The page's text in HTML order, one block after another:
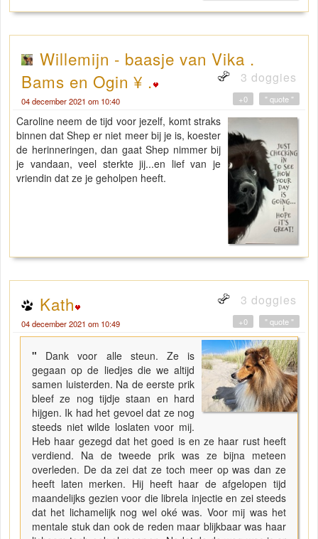
Willemijn - baasje van Vika .
Bams en Ogin ¥ .
3 doggies
04 december 2021 om 10:40 " quote "
+0
Caroline neem de tijd voor jezelf, komt straks
binnen dat Shep er niet meer bij je is, koester
de herinneringen, dan gaat Shep nimmer bij
je vandaan, veel sterkte jij...en lief van je
vriendin dat ze je geholpen heeft.
Kath 3 doggies
04 december 2021 om 10:49 " quote "
+0
" Dank voor alle steun. Ze is
gegaan op de liedjes die we altijd
samen luisterden. Na de eerste prik
bleef ze nog tijdje staan en hard
hijgen. Ik had het gevoel dat ze nog
steeds niet wilde loslaten voor mij.
Heb haar gezegd dat het goed is en ze haar rust heeft
verdiend. Na de tweede prik was ze bijna meteen
overleden. De da zei dat ze toch meer op was dan ze
heeft laten merken. Hij heeft haar de afgelopen tijd
maandelijks gezien voor die librela injectie en zei steeds
dat het lichamelijk nog wel oké was. Voor mij was het
mentale stuk dan ook de reden maar blijkbaar was haar